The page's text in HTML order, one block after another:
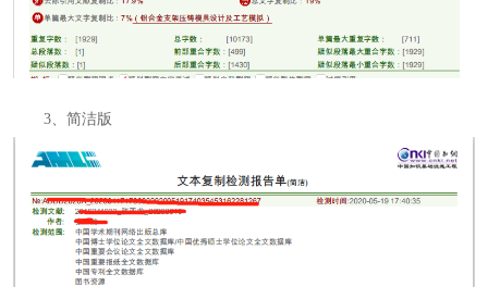
3、简洁版